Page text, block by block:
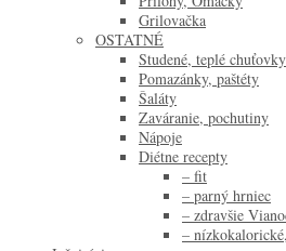
Grilovačka
OSTATNÉ
Studené, teplé chuťovky
Pomazánky, paštéty
Šaláty
Zaváranie, pochutiny
Nápoje
Diétne recepty
– fit
– parný hrniec
– zdravšie
–